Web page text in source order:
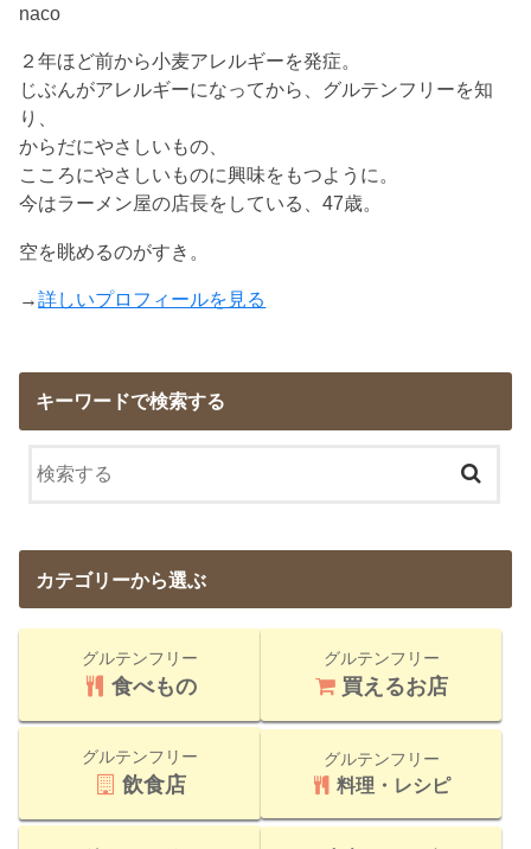
naco
２年ほど前から小麦アレルギーを発症。
じぶんがアレルギーになってから、グルテンフリーを知
り、
からだにやさしいもの、
こころにやさしいものに興味をもつように。
今はラーメン屋の店長をしている、47歳。
空を眺めるのがすき。
→詳しいプロフィールを見る
キーワードで検索する
カテゴリーから選ぶ
グルテンフリー
食べもの
グルテンフリー
買えるお店
グルテンフリー
飲食店
グルテンフリー
料理・レシピ